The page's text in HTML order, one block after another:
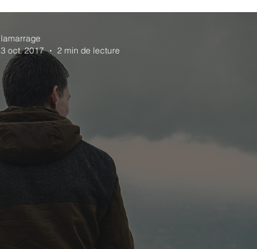
lamarrage
3 oct. 2017
2 min de lecture